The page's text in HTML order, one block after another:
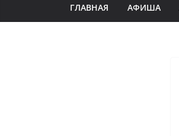
ГЛАВНАЯ АФИША